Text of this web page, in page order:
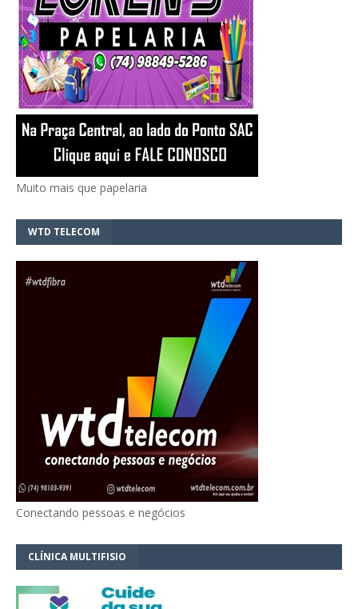
Muito mais que papelaria
WTD TELECOM
Conectando pessoas e negócios
CLÍNICA MULTIFISIO